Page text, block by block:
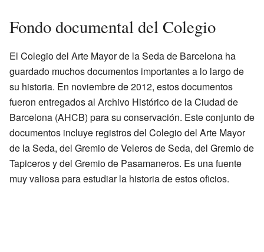
Fondo documental del Colegio
El Colegio del Arte Mayor de la Seda de Barcelona ha
guardado muchos documentos importantes a lo largo de
su historia. En noviembre de 2012, estos documentos
fueron entregados al Archivo Histórico de la Ciudad de
Barcelona (AHCB) para su conservación. Este conjunto de
documentos incluye registros del Colegio del Arte Mayor
de la Seda, del Gremio de Veleros de Seda, del Gremio de
Tapiceros y del Gremio de Pasamaneros. Es una fuente
muy valiosa para estudiar la historia de estos oficios.